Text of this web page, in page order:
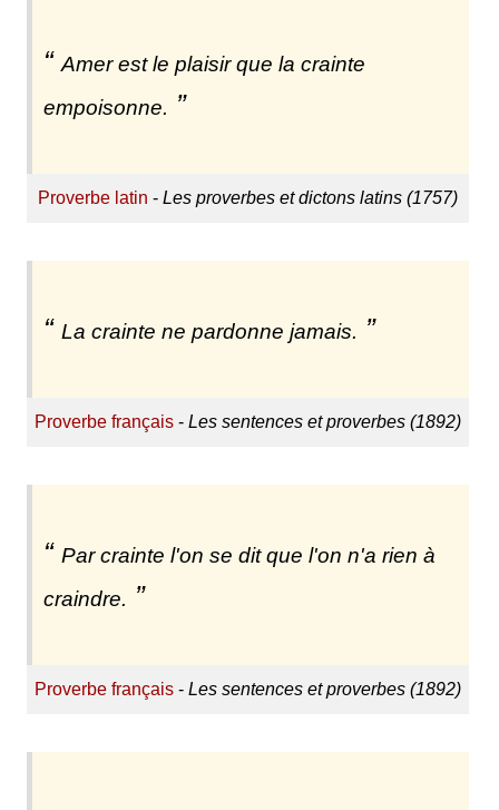
Amer est le plaisir que la crainte
empoisonne.
Proverbe latin - Les proverbes et dictons latins (1757)
La crainte ne pardonne jamais.
Proverbe français- Les sentences et proverbes (1892)
Par crainte l'on se dit que l'on n'a rien à
craindre.
Proverbe français- Les sentences et proverbes (1892)